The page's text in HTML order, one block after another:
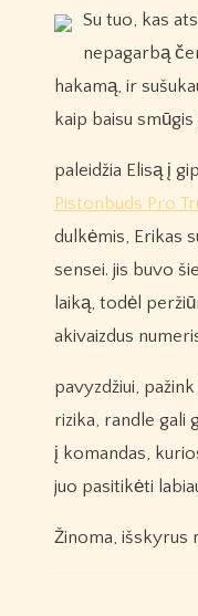
Su tuo, kas
nepagarbą
hakamą, ir
kaip baisu
paleidžia Elisą į
Pistonbuds Pro
dulkėmis, Erikas
sensei. jis buvo
laiką, todėl
akivaizdus
pavyzdžiui,
rizika, randle gali
į komandas,
juo pasitikėti
Žinoma, išskyrus